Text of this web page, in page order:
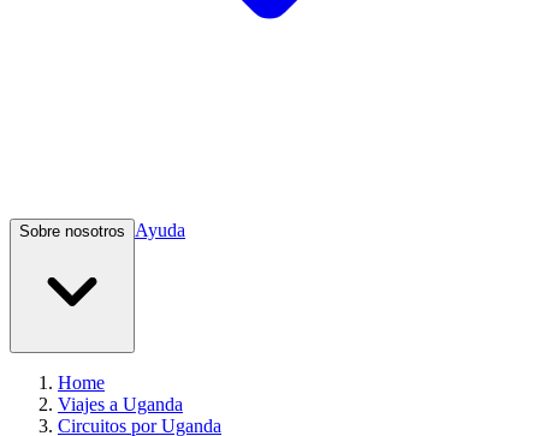
Sobre nosotros Ayuda
Home
Viajes a Uganda
Circuitos por Uganda